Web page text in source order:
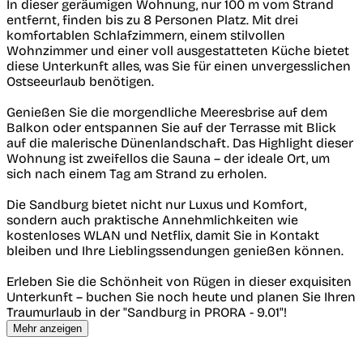
In dieser geräumigen Wohnung, nur 100 m vom Strand
entfernt, finden bis zu 8 Personen Platz. Mit drei
komfortablen Schlafzimmern, einem stilvollen
Wohnzimmer und einer voll ausgestatteten Küche bietet
diese Unterkunft alles, was Sie für einen unvergesslichen
Ostseeurlaub benötigen.
Genießen Sie die morgendliche Meeresbrise auf dem
Balkon oder entspannen Sie auf der Terrasse mit Blick
auf die malerische Dünenlandschaft. Das Highlight dieser
Wohnung ist zweifellos die Sauna – der ideale Ort, um
sich nach einem Tag am Strand zu erholen.
Die Sandburg bietet nicht nur Luxus und Komfort,
sondern auch praktische Annehmlichkeiten wie
kostenloses WLAN und Netflix, damit Sie in Kontakt
bleiben und Ihre Lieblingssendungen genießen können.
Erleben Sie die Schönheit von Rügen in dieser exquisiten
Unterkunft – buchen Sie noch heute und planen Sie Ihren
Traumurlaub in der "Sandburg in PRORA - 9.01"!
Mehr anzeigen